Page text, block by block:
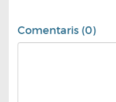
Comentaris (0)